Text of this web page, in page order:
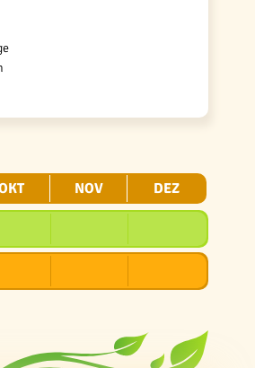
NOV DEZ